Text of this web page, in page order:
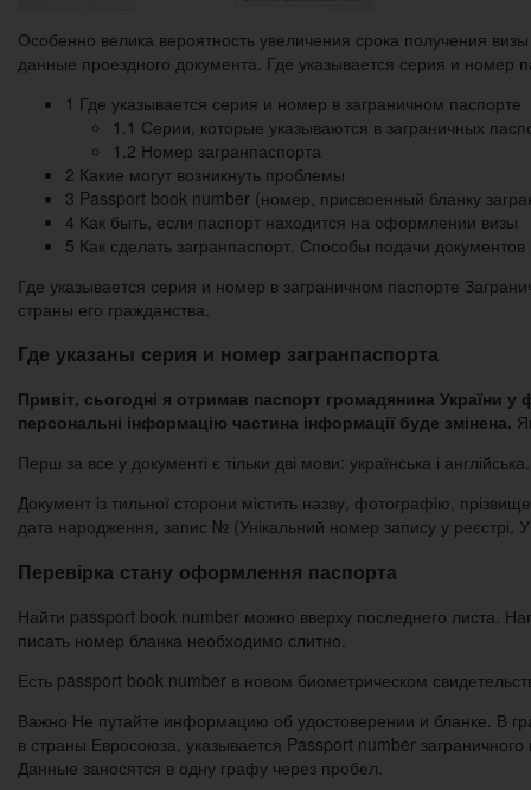
Особенно велика вероятность увеличения срока получения
данные проездного документа. Где указывается серия и номер
1 Где указывается серия и номер в заграничном паспорте
1.1 Серии, которые указываются в заграничных
1.2 Номер загранпаспорта
2 Какие могут возникнуть проблемы
3 Passport book number (номер, присвоенный бланку
4 Как быть, если паспорт находится на оформлении визы
5 Как сделать загранпаспорт. Способы подачи
Где указывается серия и номер в заграничном паспорте
страны его гражданства.
Где указаны серия и номер загранпаспорта
Привіт, сьогодні я отримав паспорт громадянина
персональні інформацію частина інформації буде змінена.
Перш за все у документі є тільки дві мови: українська і англійська.
Документ із тильної сторони містить назву, фотографію,
дата народження, запис № (Унікальний номер запису у
Перевірка стану оформлення паспорта
Найти passport book number можно вверху последнего листа.
писать номер бланка необходимо слитно.
Есть passport book number в новом биометрическом
Важно Не путайте информацию об удостоверении и бланке. В
в страны Евросоюза, указывается Passport number заграничного
Данные заносятся в одну графу через пробел.